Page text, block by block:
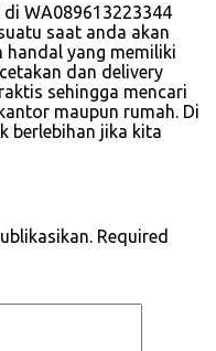
di WA089613223344
saat anda akan
handal yang memiliki
dan delivery
sehingga mencari
maupun rumah. Di
berlebihan jika kita
Required